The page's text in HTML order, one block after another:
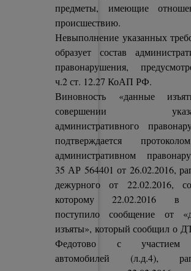
предметы, имеющие
происшествию.
Невыполнение указанных
образует состав
правонарушения,
ч.2 ст. 12.27 КоАП РФ.
Виновность «данные
совершении
административного
подтверждается
административном
35 АР 564401 от 26.02.2016,
дежурного от 22.02.2016,
которому 22.02.2016 в
поступило сообщение от
изъяты», который сообщил о
Федотово с участием
автомобилей (л.д.4),